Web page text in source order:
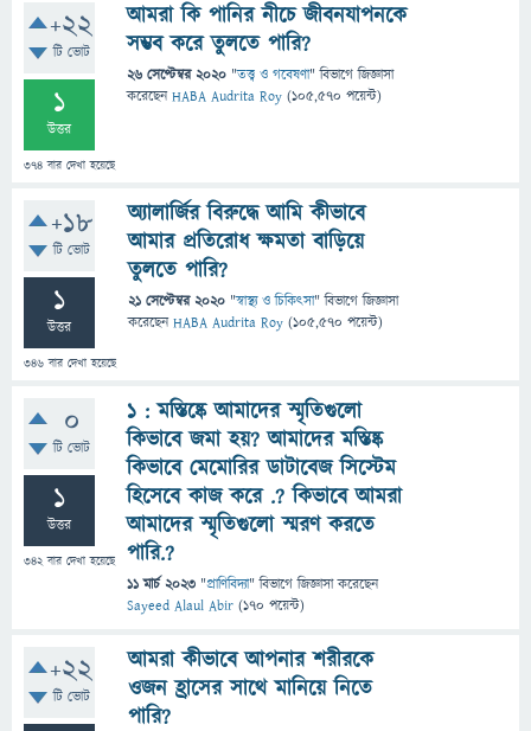
+22
টি ভোট
1
উত্তর
374 বার দেখা হয়েছে
আমরা কি পানির নীচে জীবনযাপনকে
সম্ভব করে তুলতে পারি?
26 সেপ্টেম্বর 2020 "তত্ত্ব ও গবেষণা" বিভাগে জিজ্ঞাসা
করেছেনHABA Audrita Roy (105,570 পয়েন্ট)
+18
টি ভোট
1
উত্তর
346 বার দেখা হয়েছে
অ্যালার্জির বিরুদ্ধে আমি কীভাবে
আমার প্রতিরোধ ক্ষমতা বাড়িয়ে
তুলতে পারি?
21 সেপ্টেম্বর 2020 "স্বাস্থ্য ও চিকিৎসা" বিভাগে জিজ্ঞাসা
করেছেনHABA Audrita Roy (105,570 পয়েন্ট)
0
টি ভোট
1
উত্তর
342বার দেখা হয়েছে
১ : মস্তিষ্কে আমাদের স্মৃতিগুলো
কিভাবে জমা হয়? আমাদের মস্তিষ্ক
কিভাবে মেমোরির ডাটাবেজ সিস্টেম
হিসেবে কাজ করে .? কিভাবে আমরা
আমাদের স্মৃতিগুলো স্মরণ করতে
পারি.?
11 মার্চ 2023 "প্রাণিবিদ্যা" বিভাগে জিজ্ঞাসাকরেছেন
Sayeed Alaul Abir (170 পয়েন্ট)
+22
টি ভোট
আমরা কীভাবে আপনার শরীরকে
ওজন হ্রাসের সাথে মানিয়ে নিতে
পারি?